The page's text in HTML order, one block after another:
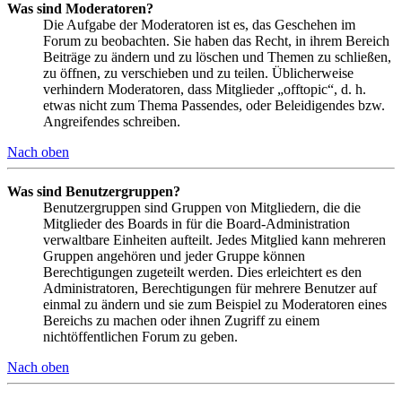
Was sind Moderatoren?
Die Aufgabe der Moderatoren ist es, das Geschehen im
Forum zu beobachten. Sie haben das Recht, in ihrem Bereich
Beiträge zu ändern und zu löschen und Themen zu schließen,
zu öffnen, zu verschieben und zu teilen. Üblicherweise
verhindern Moderatoren, dass Mitglieder „offtopic“, d. h.
etwas nicht zum Thema Passendes, oder Beleidigendes bzw.
Angreifendes schreiben.
Nach oben
Was sind Benutzergruppen?
Benutzergruppen sind Gruppen von Mitgliedern, die die
Mitglieder des Boards in für die Board-Administration
verwaltbare Einheiten aufteilt. Jedes Mitglied kann mehreren
Gruppen angehören und jeder Gruppe können
Berechtigungen zugeteilt werden. Dies erleichtert es den
Administratoren, Berechtigungen für mehrere Benutzer auf
einmal zu ändern und sie zum Beispiel zu Moderatoren eines
Bereichs zu machen oder ihnen Zugriff zu einem
nichtöffentlichen Forum zu geben.
Nach oben